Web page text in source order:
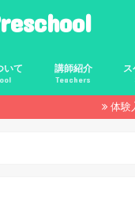
いて 講師紹介
Teachers
ス
年
1
年
体験